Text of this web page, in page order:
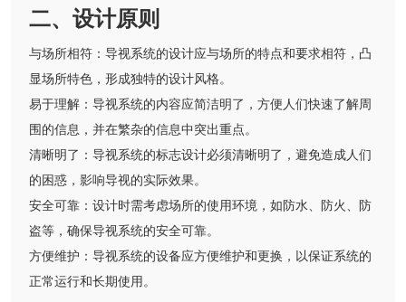
二、设计原则
与场所相符：导视系统的设计应与场所的特点和要求相符，凸
显场所特色，形成独特的设计风格。
易于理解：导视系统的内容应简洁明了，方便人们快速了解周
围的信息，并在繁杂的信息中突出重点。
清晰明了：导视系统的标志设计必须清晰明了，避免造成人们
的困惑，影响导视的实际效果。
安全可靠：设计时需考虑场所的使用环境，如防水、防火、防
盗等，确保导视系统的安全可靠。
方便维护：导视系统的设备应方便维护和更换，以保证系统的
正常运行和长期使用。